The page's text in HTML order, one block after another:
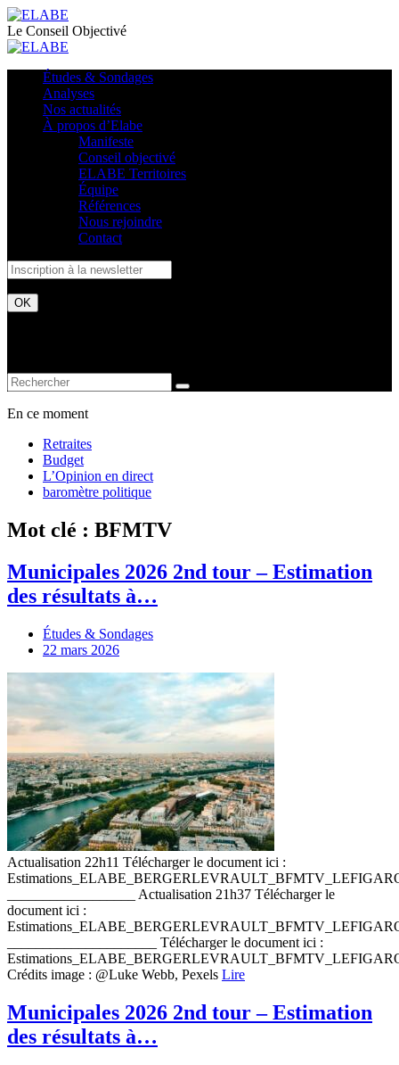
Le Conseil Objectivé
Études & Sondages
Analyses
Nos actualités
À propos d’Elabe
Manifeste
Conseil objectivé
ELABE Territoires
Équipe
Références
Nous rejoindre
Contact
En ce moment
Retraites
Budget
L’Opinion en direct
baromètre politique
Mot clé : BFMTV
Municipales 2026 2nd tour – Estimation
des résultats à…
Études & Sondages
22 mars 2026
Actualisation 22h11 Télécharger le document ici :
__________________ Actualisation 21h37 Télécharger le
document ici :
_____________________ Télécharger le document ici :
Crédits image : @Luke Webb, Pexels Lire
Municipales 2026 2nd tour – Estimation
des résultats à…